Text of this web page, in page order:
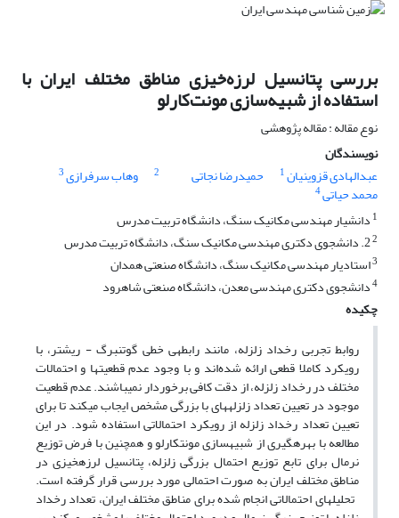
بررسی پتانسیل لرزه‌خیزی مناطق مختلف ایران با
استفاده از شبیه‌سازی مونت‌کارلو
نوع مقاله : مقاله پژوهشی
نویسندگان
عبدالهادی قزوینیان1 حمیدرضا نجاتی 2 وهاب سرفرازی3
محمد حیاتی4
1 دانشیار مهندسی مکانیک سنگ، دانشگاه تربیت مدرس
2
3استادیار مهندسی مکانیک سنگ، دانشگاه صنعتی همدان
4دانشجوی دکتری مهندسی معدن، دانشگاه صنعتی شاهرود
چکیده
روابط تجربی رخداد زلزله، مانند رابطه­ی خطی گوتنبرگ - ریشتر، با
رویکرد کاملا قطعی ارائه شده‌اند و با وجود عدم قطعیت­ها و احتمالات
مختلف در رخداد زلزله، از دقت کافی برخوردار نمی­باشند. عدم قطعیت
موجود در تعیین تعداد زلزله­های با بزرگی مشخص ایجاب می­کند تا برای
تعیین تعداد رخداد زلزله از رویکرد احتمالاتی استفاده شود. در این
مطالعه با بهره­گیری از شبیه­سازی مونت­کارلو و همچنین با فرض توزیع
نرمال برای تابع توزیع احتمال بزرگی زلزله، پتانسیل لرزه­خیزی در
مناطق مختلف ایران به صورت احتمالی مورد بررسی قرار گرفته است.
تحلیل­های احتمالاتی انجام شده برای مناطق مختلف ایران، تعداد رخداد